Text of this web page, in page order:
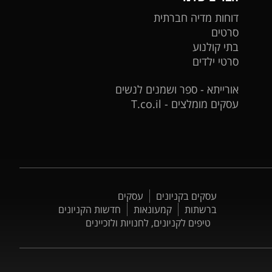
דוחות מדיה חברתית
סרטים
בתי קולנוע
סרטי ילדים
אורייתא - ספר ושמנים לנשים
עסקים מומלצים - T.co.il
עסקים בקניונים
עסקים
ברשתות
קמעונאות
חדשות הקניונים
טיפים לקניונים, לחנויות ולזכיינים